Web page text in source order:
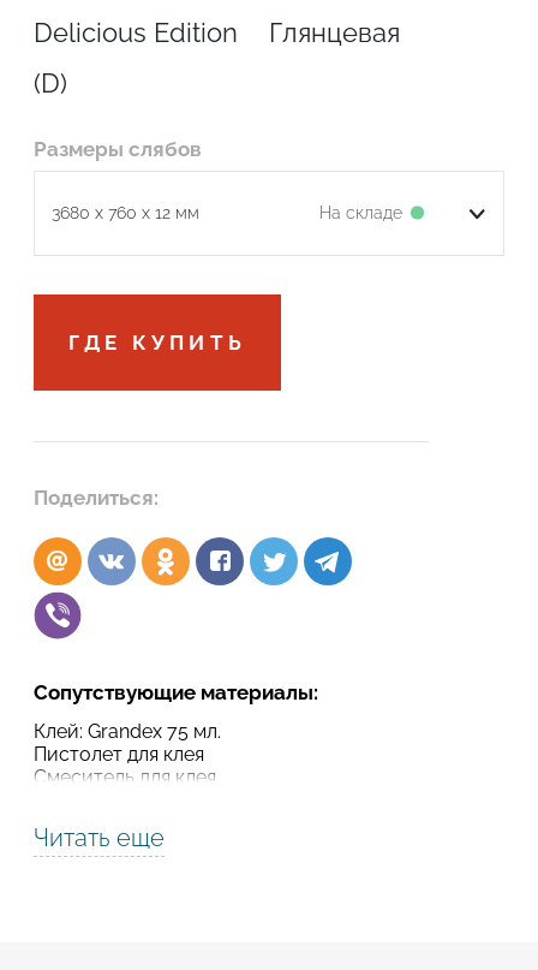
Delicious Edition
(D)
Глянцевая
Размеры слябов
3680 x 760 x 12 мм На складе
ГДЕ КУПИТЬ
Поделиться:
Сопутствующие материалы:
Клей: Grandex 75 мл.
Пистолет для клея
Смеситель для клея
Читать еще
ОТПРАВИТЬ ПРОЕКТ
ОТПРАВИТЬ